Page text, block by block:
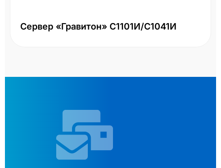
Подписаться на новости